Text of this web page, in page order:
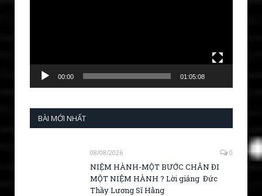
00:00 01:05:08
BÀI MỚI NHẤT
08/08/2026 0
NIỆM HÀNH-MỘT BƯỚC CHÂN ĐI
MỘT NIỆM HÀNH ? Lời giảng Đức
Thầy Lương Sĩ Hằng